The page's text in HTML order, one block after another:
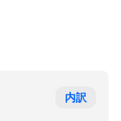
内訳